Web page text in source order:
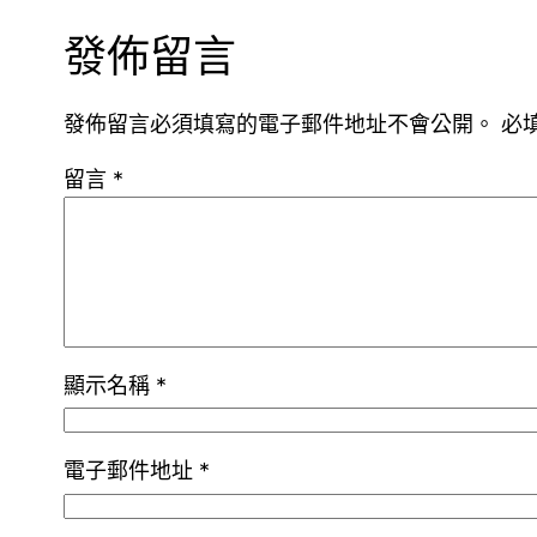
發佈留言
發佈留言必須填寫的電子郵件地址不會公開。 必
留言 *
顯示名稱 *
電子郵件地址 *